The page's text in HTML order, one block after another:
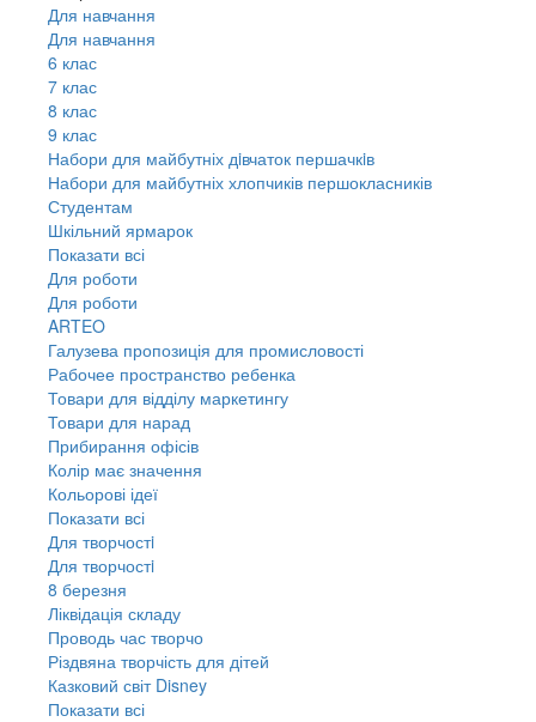
Для навчання
Для навчання
6 клас
7 клас
8 клас
9 клас
Набори для майбутніх дiвчаток першачкiв
Набори для майбутніх хлопчиків першокласників
Студентам
Шкільний ярмарок
Показати всі
Для роботи
Для роботи
ARTEO
Галузева пропозиція для промисловості
Рабочее пространство ребенка
Товари для відділу маркетингу
Товари для нарад
Прибирання офісів
Колір має значення
Кольорові ідеї
Показати всі
Для творчостi
Для творчостi
8 березня
Ліквідація складу
Проводь час творчо
Різдвяна творчість для дітей
Казковий світ Disney
Показати всі